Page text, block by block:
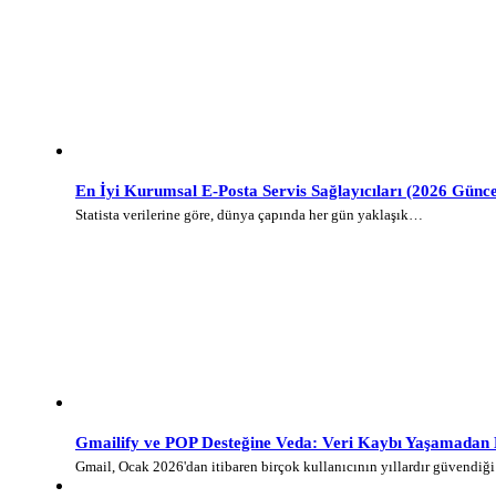
En İyi Kurumsal E-Posta Servis Sağlayıcıları (2026
Statista verilerine göre, dünya çapında her gün yaklaşık…
Gmailify ve POP Desteğine Veda: Veri Kaybı
Gmail, Ocak 2026'dan itibaren birçok kullanıcının yıllardır